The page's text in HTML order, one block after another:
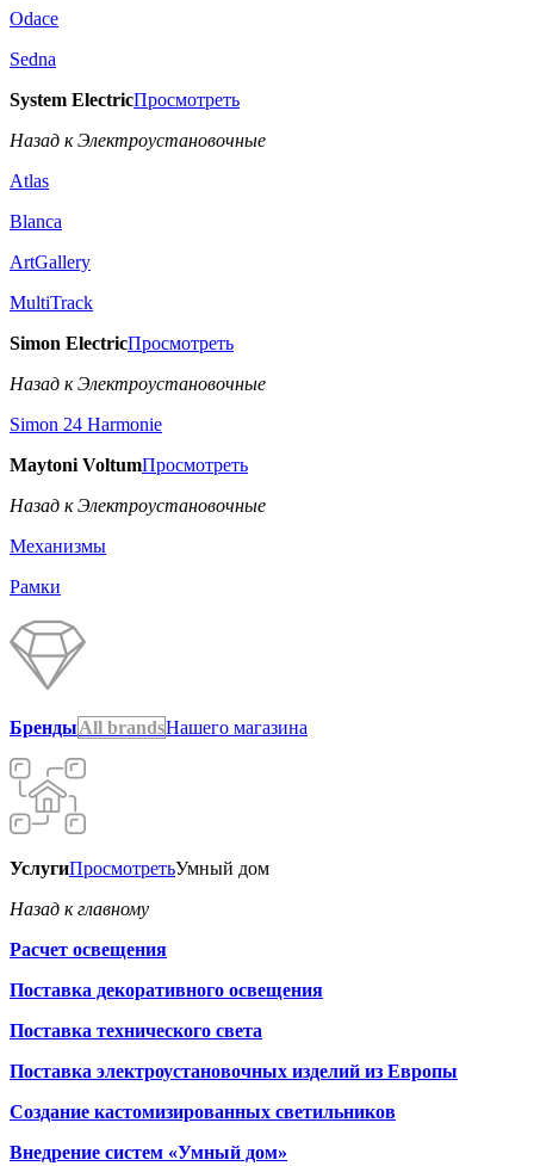
Odace
Sedna
System ElectricПросмотреть
Назад к Электроустановочные
Atlas
Blanca
ArtGallery
MultiTrack
Simon ElectricПросмотреть
Назад к Электроустановочные
Simon 24 Harmonie
Maytoni VoltumПросмотреть
Назад к Электроустановочные
Механизмы
Рамки
БрендыAll brandsНашего магазина
УслугиПросмотретьУмный дом
Назад к главному
Расчет освещения
Поставка декоративного освещения
Поставка технического света
Поставка электроустановочных изделий из Европы
Создание кастомизированных светильников
Внедрение систем «Умный дом»